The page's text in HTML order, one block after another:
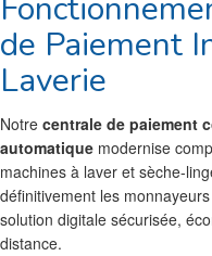
de Paiement
Laverie
Notre centrale de paiement
automatique modernise
machines à laver et sèche-
définitivement les
solution digitale sécurisée,
distance.